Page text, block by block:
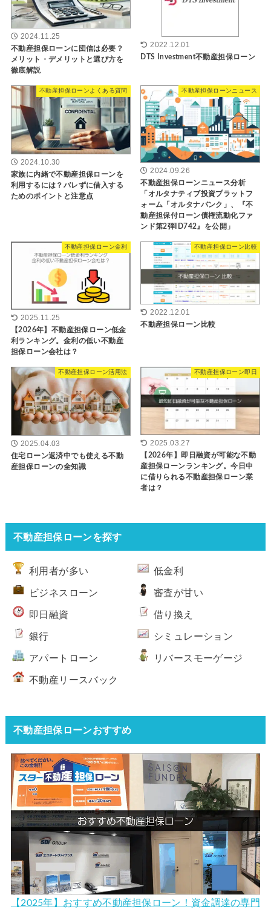
2024.11.25
不動産担保ローンに団信は必要？
メリット・デメリットと選び方を
徹底解説
2022.12.01
DTS Investment不動産担保ローン
不動産担保ローンよくある質問
2024.10.30
家族に内緒で不動産担保ローンを
利用するには？バレずに借入する
ためのポイントと注意点
不動産担保ローンニュース
2024.09.26
不動産担保ローンニュース分析
「オルタナティブ投資プラットフ
ォーム「オルタナバンク」、『不
動産担保付ローン債権流動化ファ
ンド第2弾ID742』を公開」
不動産担保ローン金利
2025.11.25
【2026年】不動産担保ローン低金
利ランキング。金利の低い不動産
担保ローン会社は？
不動産担保ローン比較
2022.12.01
不動産担保ローン比較
不動産担保ローン活用法
2025.04.03
住宅ローン返済中でも使える不動
産担保ローンの全知識
不動産担保ローン即日
2025.03.27
【2026年】即日融資が可能な不動
産担保ローンランキング。今日中
に借りられる不動産担保ローン業
者は？
不動産担保ローンを探す
利用者が多い 低金利
ビジネスローン 審査が甘い
即日融資 借り換え
銀行 シミュレーション
アパートローン リバースモーゲージ
不動産リースバック
不動産担保ローンおすすめ
【2025年】おすすめ不動産担保ローン！資金調達の専門